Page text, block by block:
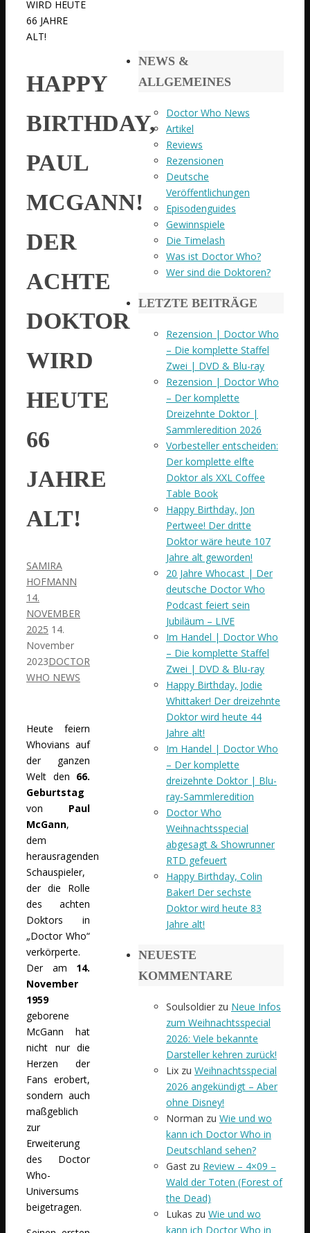
WIRD HEUTE
66 JAHRE
ALT!
HAPPY
BIRTHDAY,
PAUL
MCGANN!
DER
ACHTE
DOKTOR
WIRD
HEUTE
66
JAHRE
ALT!
SAMIRA
HOFMANN
14.
NOVEMBER
2025 14.
November
2023DOCTOR
WHO NEWS
Heute feiern
Whovians auf
der ganzen
Welt den 66.
Geburtstag
von Paul
McGann,
dem
herausragenden
Schauspieler,
der die Rolle
des achten
Doktors in
„Doctor Who“
verkörperte.
Der am 14.
November
1959
geborene
McGann hat
nicht nur die
Herzen der
Fans erobert,
sondern auch
maßgeblich
zur
Erweiterung
des Doctor
Who-
Universums
beigetragen.
NEWS &
ALLGEMEINES
Doctor Who News
Artikel
Reviews
Rezensionen
Deutsche
Veröffentlichungen
Episodenguides
Gewinnspiele
Die Timelash
Was ist Doctor Who?
Wer sind die Doktoren?
LETZTE BEITRÄGE
Rezension | Doctor Who
– Die komplette Staffel
Zwei | DVD & Blu-ray
Rezension | Doctor Who
– Der komplette
Dreizehnte Doktor |
Sammleredition 2026
Vorbesteller entscheiden:
Der komplette elfte
Doktor als XXL Coffee
Table Book
Happy Birthday, Jon
Pertwee! Der dritte
Doktor wäre heute 107
Jahre alt geworden!
20 Jahre Whocast | Der
deutsche Doctor Who
Podcast feiert sein
Jubiläum – LIVE
Im Handel | Doctor Who
– Die komplette Staffel
Zwei | DVD & Blu-ray
Happy Birthday, Jodie
Whittaker! Der dreizehnte
Doktor wird heute 44
Jahre alt!
Im Handel | Doctor Who
– Der komplette
dreizehnte Doktor | Blu-
ray-Sammleredition
Doctor Who
Weihnachtsspecial
abgesagt & Showrunner
RTD gefeuert
Happy Birthday, Colin
Baker! Der sechste
Doktor wird heute 83
Jahre alt!
NEUESTE
KOMMENTARE
Soulsoldier zu Neue Infos
zum Weihnachtsspecial
2026: Viele bekannte
Darsteller kehren zurück!
Lix zu Weihnachtsspecial
2026 angekündigt – Aber
ohne Disney!
Norman zu Wie und wo
kann ich Doctor Who in
Deutschland sehen?
Gast zu Review – 4×09 –
Wald der Toten (Forest of
the Dead)
Lukas zu Wie und wo
kann ich Doctor Who in